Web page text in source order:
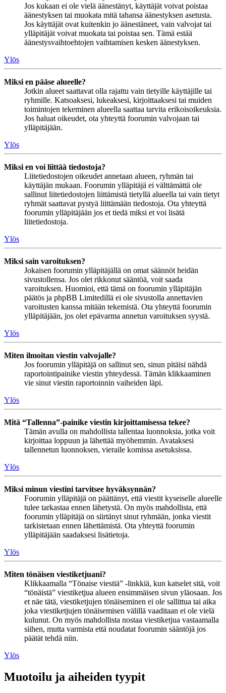
Jos kukaan ei ole vielä äänestänyt, käyttäjät voivat poistaa
äänestyksen tai muokata mitä tahansa äänestyksen asetusta.
Jos käyttäjät ovat kuitenkin jo äänestäneet, vain valvojat tai
ylläpitäjät voivat muokata tai poistaa sen. Tämä estää
äänestysvaihtoehtojen vaihtamisen kesken äänestyksen.
Ylös
Miksi en pääse alueelle?
Jotkin alueet saattavat olla rajattu vain tietyille käyttäjille tai
ryhmille. Katsoaksesi, lukeaksesi, kirjoittaaksesi tai muiden
toimintojen tekeminen alueella saattaa tarvita erikoisoikeuksia.
Jos haluat oikeudet, ota yhteyttä foorumin valvojaan tai
ylläpitäjään.
Ylös
Miksi en voi liittää tiedostoja?
Liitetiedostojen oikeudet annetaan alueen, ryhmän tai
käyttäjän mukaan. Foorumin ylläpitäjä ei välttämättä ole
sallinut liitetiedostojen liittämistä tietyllä alueella tai vain tietyt
ryhmät saattavat pystyä liittämään tiedostoja. Ota yhteyttä
foorumin ylläpitäjään jos et tiedä miksi et voi lisätä
liitetiedostoja.
Ylös
Miksi sain varoituksen?
Jokaisen foorumin ylläpitäjällä on omat säännöt heidän
sivustollensa. Jos olet rikkonut sääntöä, voit saada
varoituksen. Huomioi, että tämä on foorumin ylläpitäjän
päätös ja phpBB Limitedillä ei ole sivustolla annettavien
varoitusten kanssa mitään tekemistä. Ota yhteyttä foorumin
ylläpitäjään, jos olet epävarma annetun varoituksen syystä.
Ylös
Miten ilmoitan viestin valvojalle?
Jos foorumin ylläpitäjä on sallinut sen, sinun pitäisi nähdä
raportointipainike viestin yhteydessä. Tämän klikkaaminen
vie sinut viestin raportoinnin vaiheiden läpi.
Ylös
Mitä “Tallenna”-painike viestin kirjoittamisessa tekee?
Tämän avulla on mahdollista tallentaa luonnoksia, jotka voit
kirjoittaa loppuun ja lähettää myöhemmin. Avataksesi
tallennetun luonnoksen, vieraile komissa asetuksissa.
Ylös
Miksi minun viestini tarvitsee hyväksynnän?
Foorumin ylläpitäjä on päättänyt, että viestit kyseiselle alueelle
tulee tarkastaa ennen lähetystä. On myös mahdollista, että
foorumin ylläpitäjä on siirtänyt sinut ryhmään, jonka viestit
tarkistetaan ennen lähettämistä. Ota yhteyttä foorumin
ylläpitäjään saadaksesi lisätietoja.
Ylös
Miten tönäisen viestiketjuani?
Klikkaamalla “Tönaise viestiä” -linkkiä, kun katselet sitä, voit
“tönäistä” viestiketjua alueen ensimmäisen sivun yläosaan. Jos
et näe tätä, viestiketjujen tönäiseminen ei ole sallittua tai aika
joka viestiketjujen tönäisemisen välillä vaaditaan ei ole vielä
kulunut. On myös mahdollista nostaa viestiketjua vastaamalla
siihen, mutta varmista että noudatat foorumin sääntöjä jos
päätät tehdä niin.
Ylös
Muotoilu ja aiheiden tyypit